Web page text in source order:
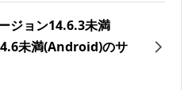
ジョン14.6.3未満
未満(Android)のサ